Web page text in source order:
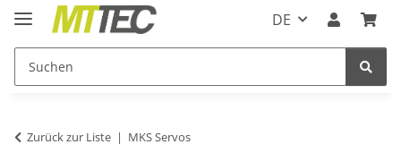
DE
Zurück zur Liste MKS Servos